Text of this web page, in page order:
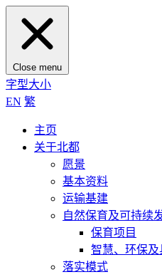
Close menu
字型大小
EN 繁
主页
关于北都
愿景
基本资料
运输基建
自然保育及可持续
保育项目
智慧、环保
落实模式